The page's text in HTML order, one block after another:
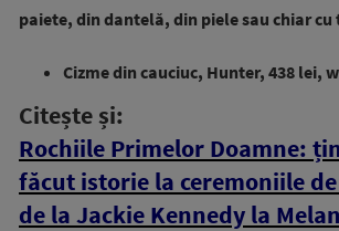
paiete, din dantelă, din piele sau chiar
Cizme din cauciuc, Hunter, 438 lei,
Citește și:
Rochiile Primelor Doamne:
făcut istorie la ceremoniile
de la Jackie Kennedy la